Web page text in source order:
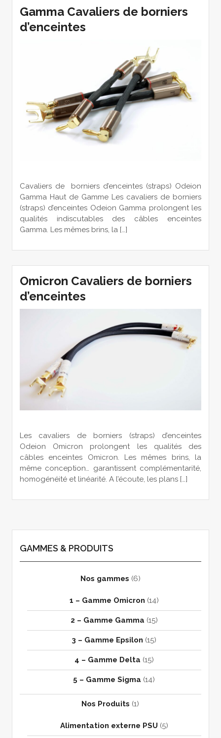
Gamma Cavaliers de borniers
d’enceintes
Cavaliers de borniers d’enceintes (straps) Odeion
Gamma Haut de Gamme Les cavaliers de borniers
(straps) d’enceintes Odeion Gamma prolongent les
qualités indiscutables des câbles enceintes
Gamma. Les mêmes brins, la […]
Omicron Cavaliers de borniers
d’enceintes
Les cavaliers de borniers (straps) d’enceintes
Odeion Omicron prolongent les qualités des
câbles enceintes Omicron. Les mêmes brins, la
même conception… garantissent complémentarité,
homogénéité et linéarité. A l’écoute, les plans […]
GAMMES & PRODUITS
Nos gammes (6)
1 – Gamme Omicron (14)
2 – Gamme Gamma (15)
3 – Gamme Epsilon (15)
4 – Gamme Delta (15)
5 – Gamme Sigma (14)
Nos Produits (1)
Alimentation externe PSU (5)